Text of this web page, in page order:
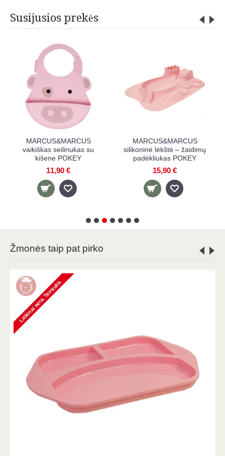
Susijusios prekės
MARCUS&MARCUS
užkandžių dubenėlis
POKEY
13,90 €
MARCUS&MARCUS
silikoninė lėkštė su
skyriais POKEY
12,90 €
Žmonės taip pat pirko